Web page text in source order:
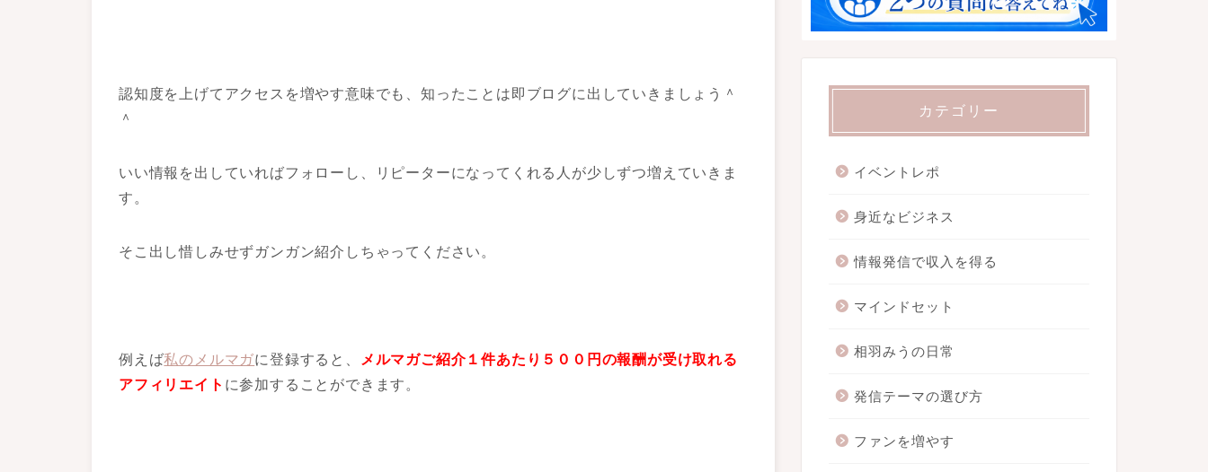
認知度を上げてアクセスを増やす意味でも、知ったことは即ブログに出していきましょう＾
＾
いい情報を出していればフォローし、リピーターになってくれる人が少しずつ増えていきま
す。
そこ出し惜しみせずガンガン紹介しちゃってください。
例えば私のメルマガに登録すると、
メルマガご紹介１件あたり５００円の報酬が受け取れる
アフィリエイト に参加することができます。
カテゴリー
イベントレポ
身近なビジネス
情報発信で収入を得る
マインドセット
相羽みうの日常
発信テーマの選び方
ファンを増やす